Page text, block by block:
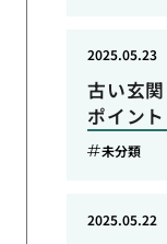
古い玄
ポイン
2025.05.23
未分類
2025.05.22